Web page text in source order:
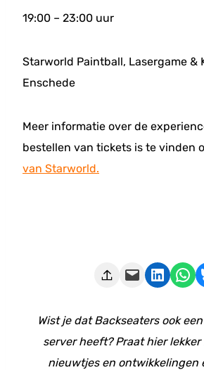
19:00 – 23:00 uur
Starworld Paintball, Lasergame &
Enschede
Meer informatie over de
bestellen van tickets is te vinden
van Starworld.
Deze pagina e-mailen Delen op LinkedIn Delen via WhatsApp
Wist je dat Backseaters ook
server heeft? Praat hier lekker
nieuwtjes en ontwikkelingen